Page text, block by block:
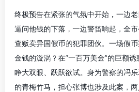
终极预告在紧张的气氛中开始，一边
逼问他钱的下落，一边警笛响起，全
查贩卖异国假币的犯罪团伙。一场假
金钱的漩涡？在“一百万美金”的巨额
睁大双眼、跃跃欲试。身为警察的冯
的青梅竹马，担心张博也涉及此案，